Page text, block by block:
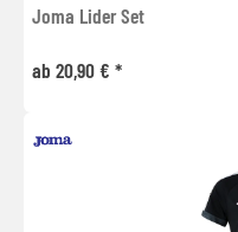
Joma Lider Set
ab 20,90 € *